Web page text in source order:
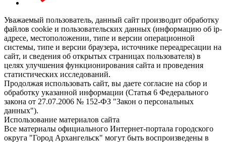
Уважаемый пользователь, данный сайт производит обработку
файлов cookie и пользовательских данных (информацию об ip-
адресе, местоположении, типе и версии операционной
системы, типе и версии браузера, источнике переадресации на
сайт, и сведения об открытых страницах пользователя) в
целях улучшения функционирования сайта и проведения
статистических исследований.
Продолжая использовать сайт, вы даете согласие на сбор и
обработку указанной информации (Статья 6 Федерального
закона от 27.07.2006 № 152-ФЗ "Закон о персональных
данных").
Использование материалов сайта
Все материалы официального Интернет-портала городского
округа "Город Архангельск" могут быть воспроизведены в